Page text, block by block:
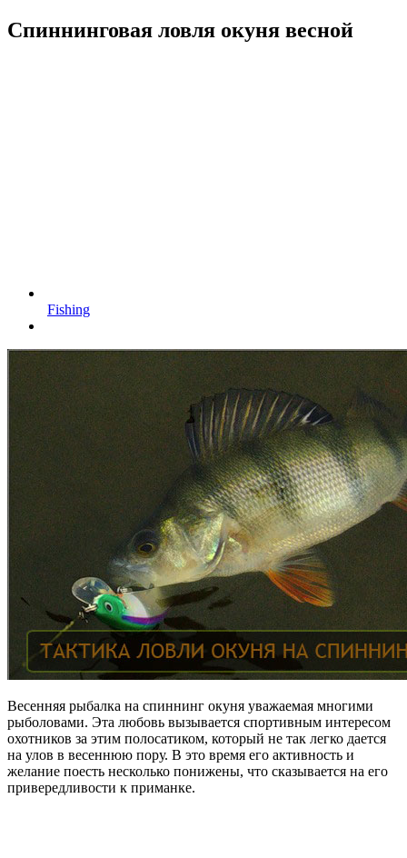
Спиннинговая ловля окуня весной
Fishing
Весенняя рыбалка на спиннинг окуня уважаемая многими
рыболовами. Эта любовь вызывается спортивным интересом
охотников за этим полосатиком, который не так легко дается
на улов в весеннюю пору. В это время его активность и
желание поесть несколько понижены, что сказывается на его
привередливости к приманке.